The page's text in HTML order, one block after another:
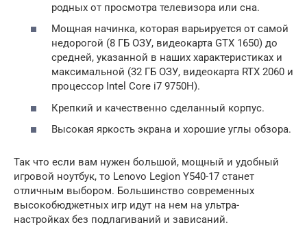
родных от просмотра телевизора или сна.
Мощная начинка, которая варьируется от самой
недорогой (8 ГБ ОЗУ, видеокарта GTX 1650) до
средней, указанной в наших характеристиках и
максимальной (32 ГБ ОЗУ, видеокарта RTX 2060 и
процессор Intel Core i7 9750H).
Крепкий и качественно сделанный корпус.
Высокая яркость экрана и хорошие углы обзора.
Так что если вам нужен большой, мощный и удобный
игровой ноутбук, то Lenovo Legion Y540-17 станет
отличным выбором. Большинство современных
высокобюджетных игр идут на нем на ультра-
настройках без подлагиваний и зависаний.